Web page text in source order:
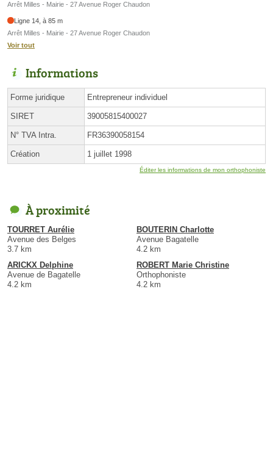
Arrêt Milles - Mairie - 27 Avenue Roger Chaudon
Ligne 14, à 85 m
Arrêt Milles - Mairie - 27 Avenue Roger Chaudon
Voir tout
Informations
Forme juridique Entrepreneur individuel
SIRET 39005815400027
N° TVA Intra. FR36390058154
Création 1 juillet 1998
Éditer les informations de mon orthophoniste
À proximité
TOURRET Aurélie
Avenue des Belges
3.7 km
BOUTERIN Charlotte
Avenue Bagatelle
4.2 km
ARICKX Delphine
Avenue de Bagatelle
4.2 km
ROBERT Marie Christine
Orthophoniste
4.2 km